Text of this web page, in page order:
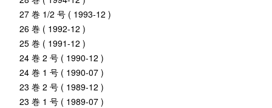
27 巻 1/2 号 ( 1993-12 )
26 巻 ( 1992-12 )
25 巻 ( 1991-12 )
24 巻 2 号 ( 1990-12 )
24 巻 1 号 ( 1990-07 )
23 巻 2 号 ( 1989-12 )
23 巻 1 号 ( 1989-07 )